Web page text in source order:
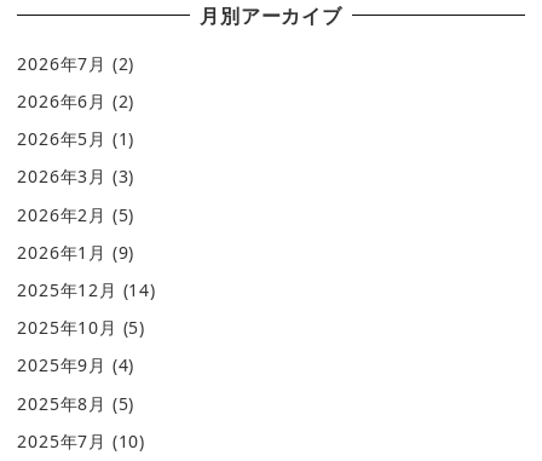
月別アーカイブ
2026年7月 (2)
2026年6月 (2)
2026年5月 (1)
2026年3月 (3)
2026年2月 (5)
2026年1月 (9)
2025年12月 (14)
2025年10月 (5)
2025年9月 (4)
2025年8月 (5)
2025年7月 (10)